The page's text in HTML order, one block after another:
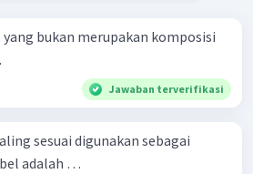
bukan merupakan komposisi
Jawaban terverifikasi
sesuai digunakan sebagai
adalah …